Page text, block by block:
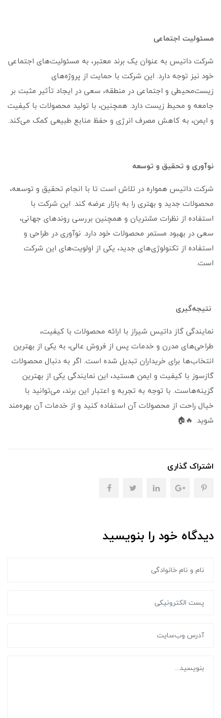
مسئولیت اجتماعی
شرکت داتیس به عنوان یک برند معتبر، به مسئولیت‌های اجتماعی
خود نیز توجه دارد. این شرکت با حمایت از پروژه‌های
زیست‌محیطی و اجتماعی در منطقه، سعی در ایجاد تأثیر مثبت بر
جامعه و محیط زیست دارد. همچنین، با تولید محصولات با کیفیت
و ایمن، به کاهش مصرف انرژی و حفظ منابع طبیعی کمک می‌کند.
نوآوری و تحقیق و توسعه
شرکت داتیس همواره در تلاش است تا با انجام تحقیق و توسعه،
محصولات جدید و بهتری را به بازار عرضه کند. این شرکت با
استفاده از نظرات مشتریان و همچنین بررسی روندهای جهانی،
سعی در بهبود مستمر محصولات خود دارد. نوآوری در طراحی و
استفاده از تکنولوژی‌های جدید، یکی از اولویت‌های این شرکت
است.
نتیجه‌گیری
نمایندگی گاز داتیس شیراز با ارائه محصولات با کیفیت،
طراحی‌های مدرن و خدمات پس از فروش عالی، به یکی از بهترین
انتخاب‌ها برای خریداران تبدیل شده است. اگر به دنبال محصولات
گازسوز با کیفیت و ایمن هستید، این نمایندگی یکی از بهترین
گزینه‌هاست. با توجه به تجربه و اعتبار این برند، می‌توانید با
خیال راحت از محصولات آن استفاده کنید و از خدمات آن بهره‌مند
شوید. 🔥🏠
اشتراک گذاری
دیدگاه خود را بنویسید